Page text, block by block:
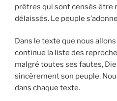
prêtres qui sont censés être
délaissés. Le peuple
Dans le texte que nous
continue la liste des
malgré toutes ses fautes,
sincèrement son peuple.
dans chaque texte.